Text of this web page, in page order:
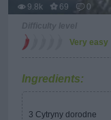
9.8k 69
0
Very easy
Ingredients:
3 Cytryny dorodne